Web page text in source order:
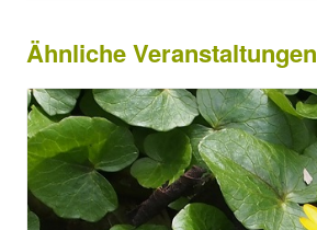
Ähnliche Veranstaltungen